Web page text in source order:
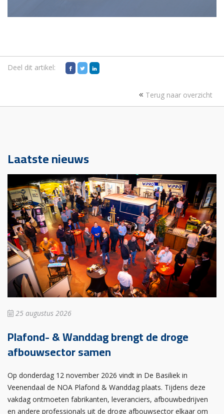
Deel dit artikel:
Terug naar overzicht
Laatste nieuws
25 augustus 2026
Plafond- & Wanddag brengt de droge
afbouwsector samen
Op donderdag 12 november 2026 vindt in De Basiliek in
Veenendaal de NOA Plafond & Wanddag plaats. Tijdens deze
vakdag ontmoeten fabrikanten, leveranciers, afbouwbedrijven
en andere professionals uit de droge afbouwsector elkaar om